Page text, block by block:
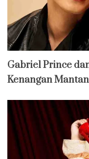
Gabriel Prince
Kenangan